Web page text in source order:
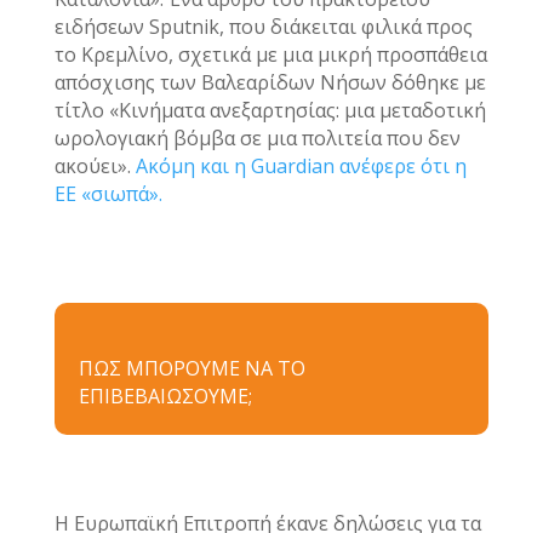
ειδήσεων Sputnik, που διάκειται φιλικά προς
το Κρεμλίνο, σχετικά με μια μικρή προσπάθεια
απόσχισης των Βαλεαρίδων Νήσων δόθηκε με
τίτλο «Κινήματα ανεξαρτησίας: μια μεταδοτική
ωρολογιακή βόμβα σε μια πολιτεία που δεν
ακούει». Ακόμη και η Guardian ανέφερε ότι η
ΕΕ «σιωπά».
ΠΩΣ ΜΠΟΡΟΥΜΕ ΝΑ ΤΟ
ΕΠΙΒΕΒΑΙΩΣΟΥΜΕ;
Η Ευρωπαϊκή Επιτροπή έκανε δηλώσεις για τα